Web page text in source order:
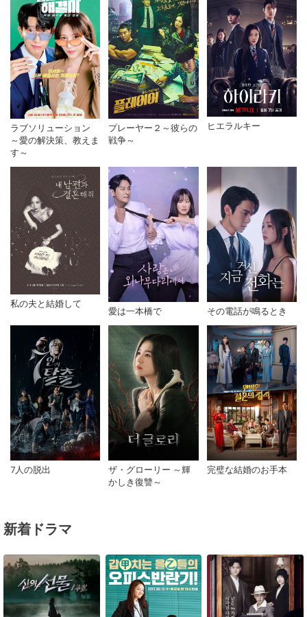
ラブソリューション
～愛の解決策、教えま
す～
プレーヤー２～彼らの
戦争～
ヒエラルキー
私の夫と結婚して
愛は一本橋で その電話が鳴るとき
7人の脱出
ザ・グローリー ～輝
かしき復讐～
完璧な結婚のお手本
新着ドラマ